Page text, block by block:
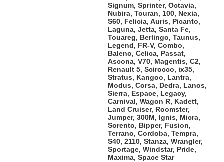
Signum, Sprinter, Octavia,
Nubira, Touran, 100, Nexia,
S60, Felicia, Auris, Picanto,
Laguna, Jetta, Santa Fe,
Touareg, Berlingo, Taunus,
Legend, FR-V, Combo,
Baleno, Celica, Passat,
Ascona, V70, Magentis, C2,
Renault 5, Scirocco, ix35,
Stratus, Kangoo, Lantra,
Modus, Corsa, Dedra, Lanos,
Sierra, Espace, Legacy,
Carnival, Wagon R, Kadett,
Land Cruiser, Roomster,
Jumper, 300M, Ignis, Micra,
Sorento, Bipper, Fusion,
Terrano, Cordoba, Tempra,
S40, 2110, Stanza, Wrangler,
Sportage, Windstar, Pride,
Maxima, Space Star